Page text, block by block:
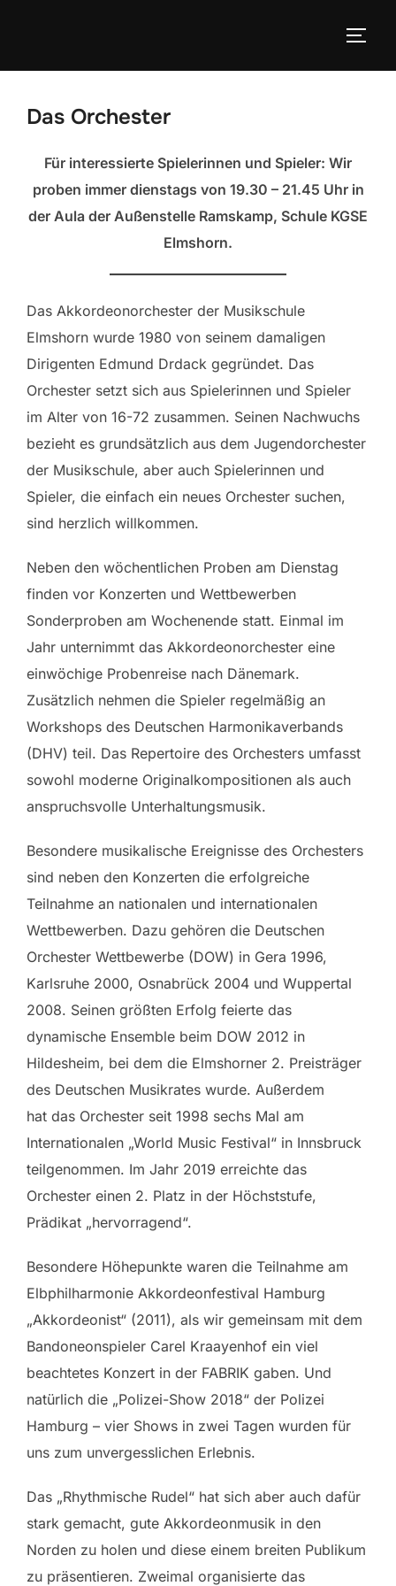
Das Orchester
Für interessierte Spielerinnen und Spieler: Wir
proben immer dienstags von 19.30 – 21.45 Uhr in
der Aula der Außenstelle Ramskamp, Schule KGSE
Elmshorn.
Das Akkordeonorchester der Musikschule
Elmshorn wurde 1980 von seinem damaligen
Dirigenten Edmund Drdack gegründet. Das
Orchester setzt sich aus Spielerinnen und Spieler
im Alter von 16-72 zusammen. Seinen Nachwuchs
bezieht es grundsätzlich aus dem Jugendorchester
der Musikschule, aber auch Spielerinnen und
Spieler, die einfach ein neues Orchester suchen,
sind herzlich willkommen.
Neben den wöchentlichen Proben am Dienstag
finden vor Konzerten und Wettbewerben
Sonderproben am Wochenende statt. Einmal im
Jahr unternimmt das Akkordeonorchester eine
einwöchige Probenreise nach Dänemark.
Zusätzlich nehmen die Spieler regelmäßig an
Workshops des Deutschen Harmonikaverbands
(DHV) teil. Das Repertoire des Orchesters umfasst
sowohl moderne Originalkompositionen als auch
anspruchsvolle Unterhaltungsmusik.
Besondere musikalische Ereignisse des Orchesters
sind neben den Konzerten die erfolgreiche
Teilnahme an nationalen und internationalen
Wettbewerben. Dazu gehören die Deutschen
Orchester Wettbewerbe (DOW) in Gera 1996,
Karlsruhe 2000, Osnabrück 2004 und Wuppertal
2008. Seinen größten Erfolg feierte das
dynamische Ensemble beim DOW 2012 in
Hildesheim, bei dem die Elmshorner 2. Preisträger
des Deutschen Musikrates wurde. Außerdem
hat das Orchester seit 1998 sechs Mal am
Internationalen „World Music Festival“ in Innsbruck
teilgenommen. Im Jahr 2019 erreichte das
Orchester einen 2. Platz in der Höchststufe,
Prädikat „hervorragend“.
Besondere Höhepunkte waren die Teilnahme am
Elbphilharmonie Akkordeonfestival Hamburg
„Akkordeonist“ (2011), als wir gemeinsam mit dem
Bandoneonspieler Carel Kraayenhof ein viel
beachtetes Konzert in der FABRIK gaben. Und
natürlich die „Polizei-Show 2018“ der Polizei
Hamburg – vier Shows in zwei Tagen wurden für
uns zum unvergesslichen Erlebnis.
Das „Rhythmische Rudel“ hat sich aber auch dafür
stark gemacht, gute Akkordeonmusik in den
Norden zu holen und diese einem breiten Publikum
zu präsentieren. Zweimal organisierte das